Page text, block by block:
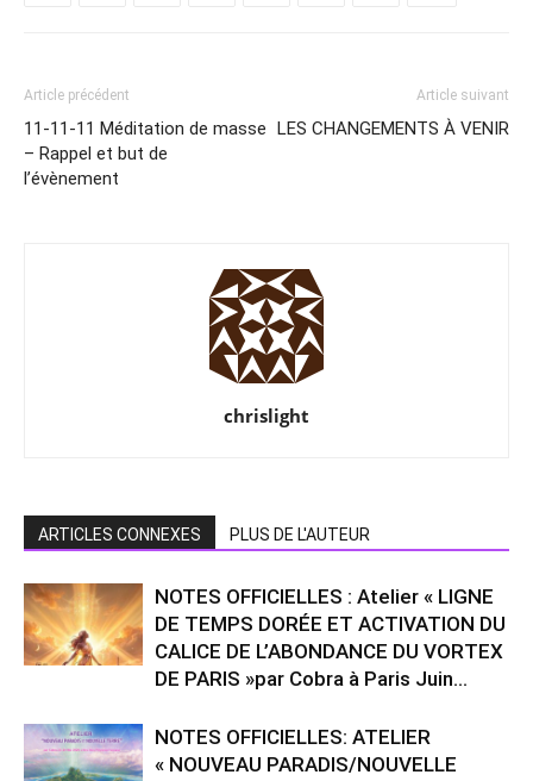
Article précédent
11-11-11 Méditation de masse
– Rappel et but de
l’évènement
Article suivant
LES CHANGEMENTS À VENIR
chrislight
ARTICLES CONNEXES PLUS DE L'AUTEUR
NOTES OFFICIELLES : Atelier « LIGNE
DE TEMPS DORÉE ET ACTIVATION DU
CALICE DE L’ABONDANCE DU VORTEX
DE PARIS »par Cobra à Paris Juin...
NOTES OFFICIELLES: ATELIER
« NOUVEAU PARADIS/NOUVELLE